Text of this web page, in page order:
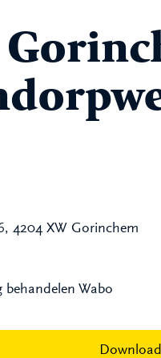
4204 XW Gorinchem
behandelen Wabo